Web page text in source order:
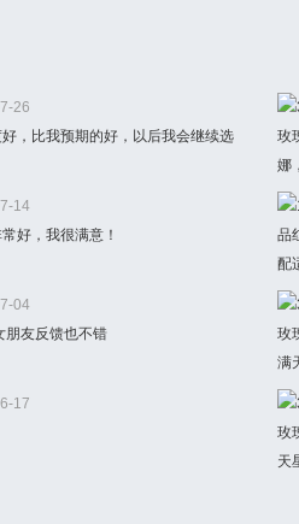
26
，比我预期的好，以后我会继续选
14
好，我很满意！
04
朋友反馈也不错
17